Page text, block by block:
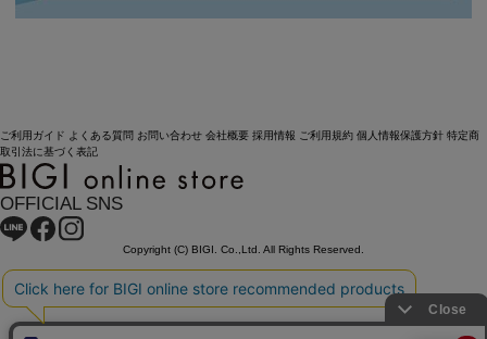
ご利用ガイド よくある質問 お問い合わせ 会社概要 採用情報 ご利用規約 個人情報保護方針 特定商
取引法に基づく表記
OFFICIAL SNS
Copyright (C) BIGI. Co.,Ltd. All Rights Reserved.